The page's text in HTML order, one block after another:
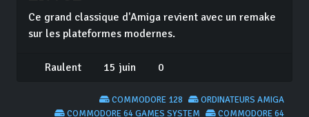
Ce grand classique d'Amiga revient avec un remake
sur les plateformes modernes.
Raulent 15 juin 0
ORDINATEURS AMIGA
COMMODORE 128
COMMODORE 64
COMMODORE 64 GAMES SYSTEM